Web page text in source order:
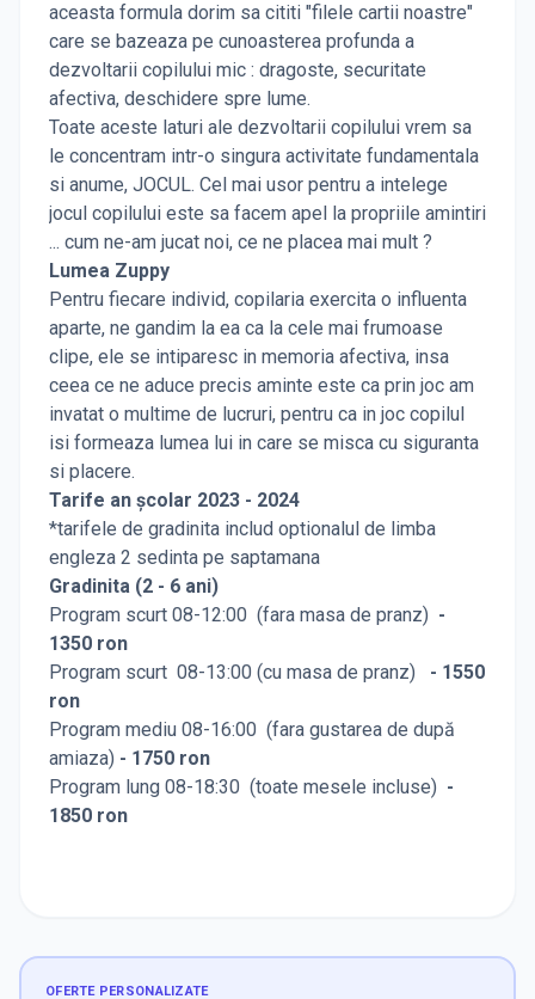
aceasta formula dorim sa cititi "filele cartii noastre"
care se bazeaza pe cunoasterea profunda a
dezvoltarii copilului mic : dragoste, securitate
afectiva, deschidere spre lume.
Toate aceste laturi ale dezvoltarii copilului vrem sa
le concentram intr-o singura activitate fundamentala
si anume, JOCUL. Cel mai usor pentru a intelege
jocul copilului este sa facem apel la propriile amintiri
... cum ne-am jucat noi, ce ne placea mai mult ?
Lumea Zuppy
Pentru fiecare individ, copilaria exercita o influenta
aparte, ne gandim la ea ca la cele mai frumoase
clipe, ele se intiparesc in memoria afectiva, insa
ceea ce ne aduce precis aminte este ca prin joc am
invatat o multime de lucruri, pentru ca in joc copilul
isi formeaza lumea lui in care se misca cu siguranta
si placere.
Tarife an școlar 2023 - 2024
*tarifele de gradinita includ optionalul de limba
engleza 2 sedinta pe saptamana
Gradinita (2 - 6 ani)
Program scurt 08-12:00 (fara masa de pranz) -
1350 ron
Program scurt 08-13:00 (cu masa de pranz) - 1550
ron
Program mediu 08-16:00 (fara gustarea de după
amiaza) - 1750 ron
Program lung 08-18:30 (toate mesele incluse) -
1850 ron
OFERTE PERSONALIZATE